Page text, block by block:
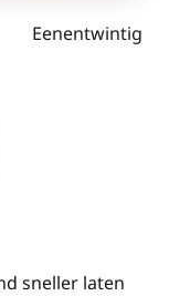
Eenentwintig
sneller laten